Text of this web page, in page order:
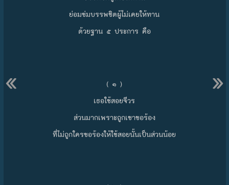
ย่อมข่มบรรพชิตผู้ไม่เคยให้ทาน
ด้วยฐาน ๕ ประการ คือ
( ๑ )
เธอใช้สอยจีวร
ส่วนมากเพราะถูกเขาขอร้อง
ที่ไม่ถูกใครขอร้องให้ใช้สอยนั้นเป็นส่วนน้อย
»
«